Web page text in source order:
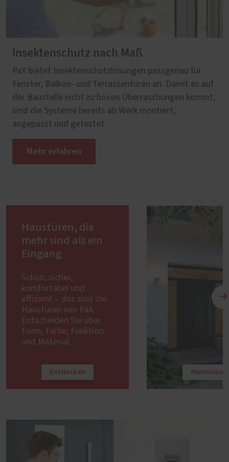
Insektenschutz nach Maß
PaX bietet Insektenschutzlösungen passgenau für
Fenster, Balkon- und Terrassentüren an. Damit es auf
der Baustelle nicht zu bösen Überraschungen kommt,
sind die Systeme bereits ab Werk montiert,
angepasst und getestet.
Mehr erfahren
Haustüren, die
mehr sind als ein
Eingang
Schön, sicher,
komfortabel und
effizient – das sind die
Haustüren von PaX.
Entscheiden Sie über
Form, Farbe, Funktion
und Material.
Entdecken Aluminium